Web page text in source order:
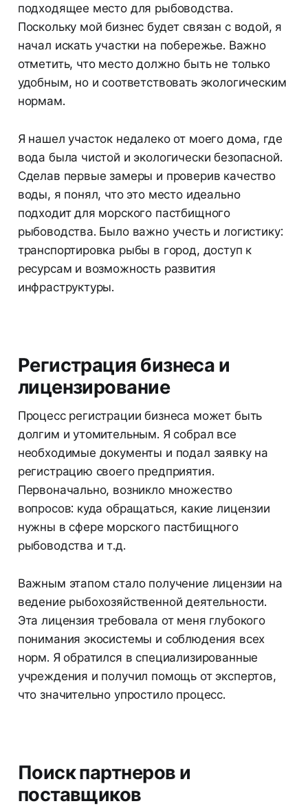
подходящее место для рыбоводства.
Поскольку мой бизнес будет связан с водой, я
начал искать участки на побережье. Важно
отметить, что место должно быть не только
удобным, но и соответствовать экологическим
нормам.
Я нашел участок недалеко от моего дома, где
вода была чистой и экологически безопасной.
Сделав первые замеры и проверив качество
воды, я понял, что это место идеально
подходит для морского пастбищного
рыбоводства. Было важно учесть и логистику:
транспортировка рыбы в город, доступ к
ресурсам и возможность развития
инфраструктуры.
Регистрация бизнеса и
лицензирование
Процесс регистрации бизнеса может быть
долгим и утомительным. Я собрал все
необходимые документы и подал заявку на
регистрацию своего предприятия.
Первоначально, возникло множество
вопросов: куда обращаться, какие лицензии
нужны в сфере морского пастбищного
рыбоводства и т.д.
Важным этапом стало получение лицензии на
ведение рыбохозяйственной деятельности.
Эта лицензия требовала от меня глубокого
понимания экосистемы и соблюдения всех
норм. Я обратился в специализированные
учреждения и получил помощь от экспертов,
что значительно упростило процесс.
Поиск партнеров и
поставщиков